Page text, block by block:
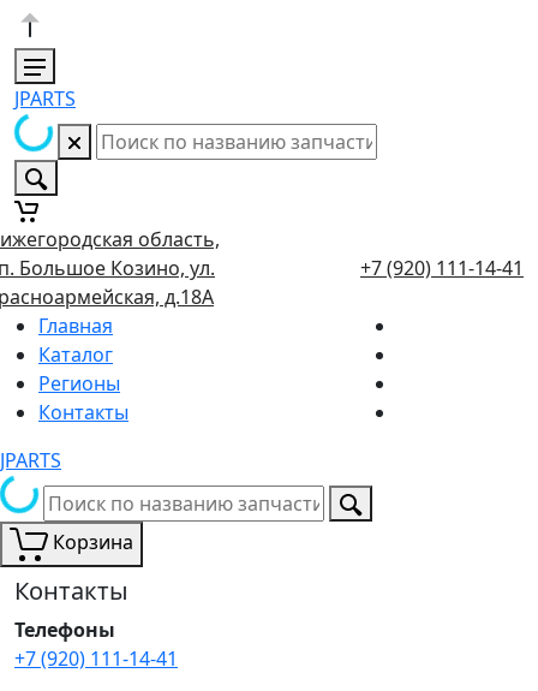
JPARTS
область,
Большое Козино, ул.
д.18А
+7 (920) 111-14-41
Главная
Каталог
Регионы
Контакты
JPARTS
Корзина
Контакты
Телефоны
+7 (920) 111-14-41